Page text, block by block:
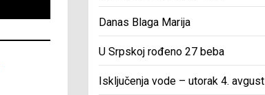
Danas Blaga Marija
U Srpskoj rođeno 27 beba
Isključenja vode – utorak 4. avgust